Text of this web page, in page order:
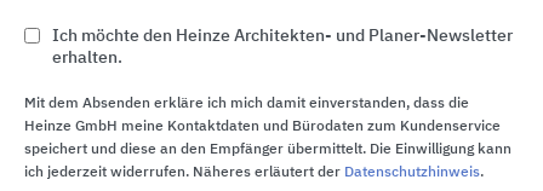
Warmwasser-Heizungsanlagen und ähnliche
Installationen herstellen.
Nach Absprache mit der Geberit-
Anwendungsberatung sind auch andere
Anwendungen möglich (z. B.
Ich möchte den Heinze Architekten- und Planer-Newsletter
erhalten.
Mit dem Absenden erkläre ich mich damit einverstanden, dass die
Heinze GmbH meine Kontaktdaten und Bürodaten zum Kundenservice
speichert und diese an den Empfänger übermittelt. Die Einwilligung kann
ich jederzeit widerrufen. Näheres erläutert der Datenschutzhinweis.